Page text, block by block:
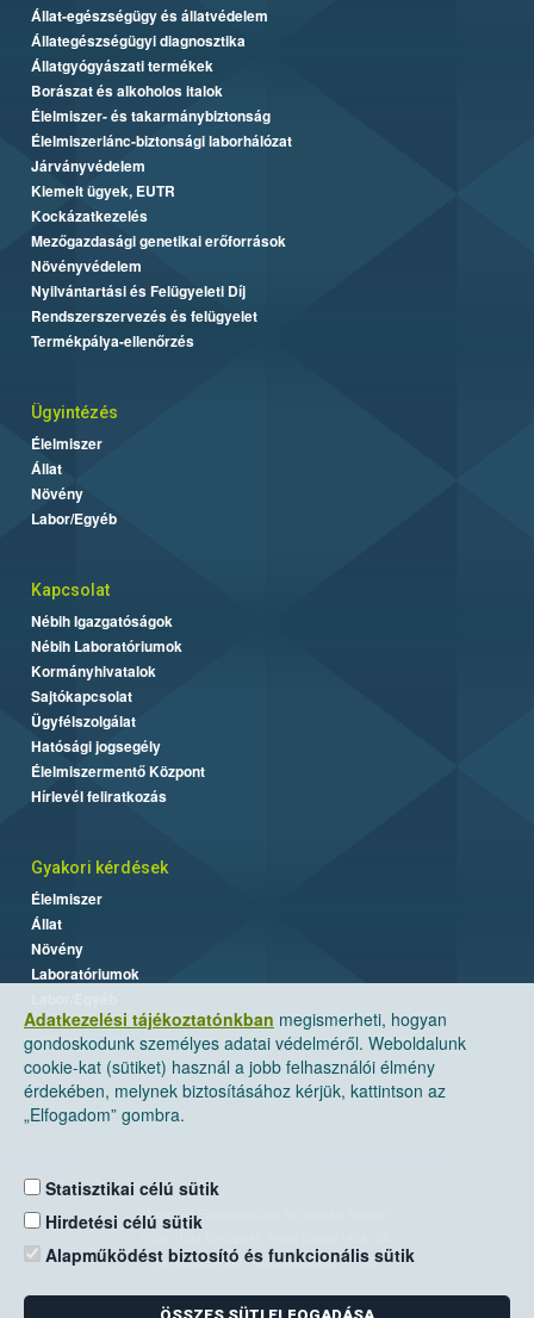
Adatkezelési tájékoztatónkban megismerheti, hogyan
gondoskodunk személyes adatai védelméről. Weboldalunk
cookie-kat (sütiket) használ a jobb felhasználói élmény
érdekében, melynek biztosításához kérjük, kattintson az
„Elfogadom” gombra.
Statisztikai célú sütik
Hirdetési célú sütik
Alapműködést biztosító és funkcionális sütik
Állat-egészségügy és állatvédelem
Állategészségügyi diagnosztika
Állatgyógyászati termékek
Borászat és alkoholos italok
Élelmiszer- és takarmánybiztonság
Élelmiszerlánc-biztonsági laborhálózat
Járványvédelem
Kiemelt ügyek, EUTR
Kockázatkezelés
Mezőgazdasági genetikai erőforrások
Növényvédelem
Nyilvántartási és Felügyeleti Díj
Rendszerszervezés és felügyelet
Termékpálya-ellenőrzés
Ügyintézés
Élelmiszer
Állat
Növény
Labor/Egyéb
Kapcsolat
Nébih Igazgatóságok
Nébih Laboratóriumok
Kormányhivatalok
Sajtókapcsolat
Ügyfélszolgálat
Hatósági jogsegély
Élelmiszermentő Központ
Hírlevél feliratkozás
Gyakori kérdések
Élelmiszer
Állat
Növény
Laboratóriumok
Nemzeti Élelmiszerlánc-biztonsági Hivatal
Levelezési cím: 1525 Budapest. Pf. 30.